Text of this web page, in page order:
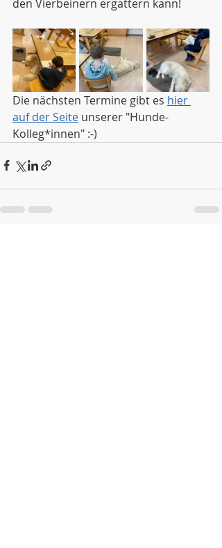
den Vierbeinern ergattern kann!
Die nächsten Termine gibt es hier
auf der Seite unserer "Hunde-
Kolleg*innen" :-)